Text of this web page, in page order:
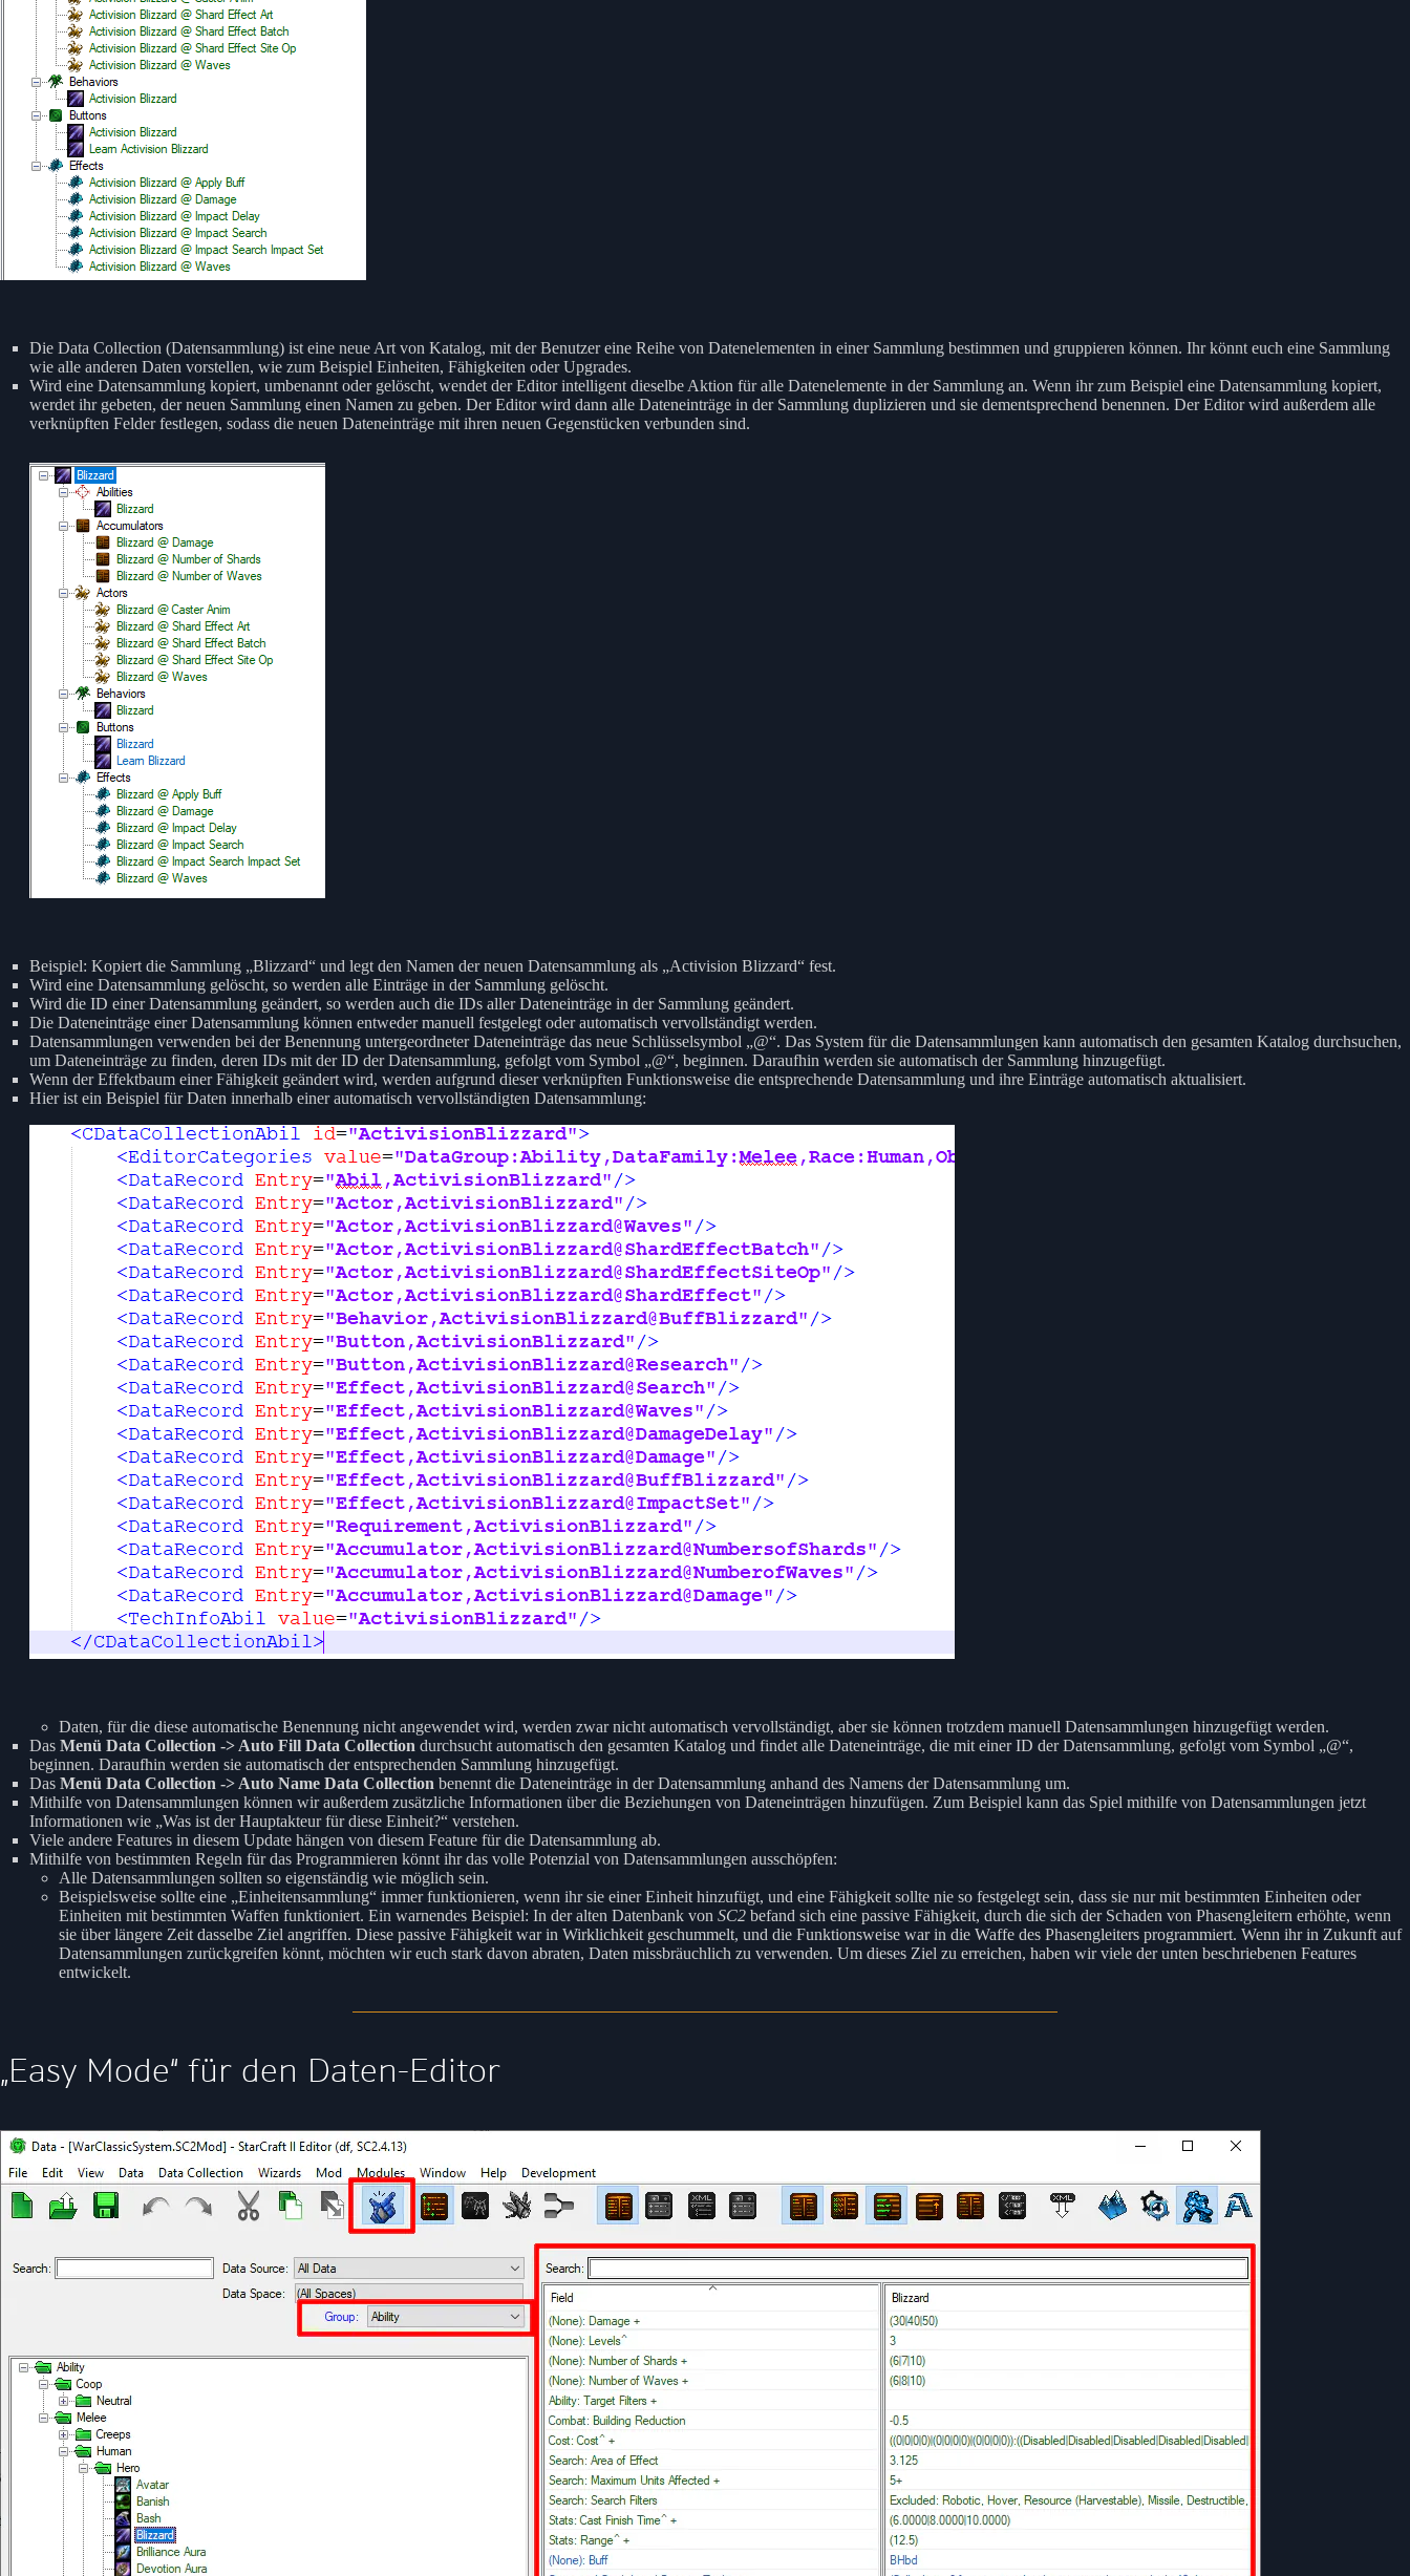
Die Data Collection (Datensammlung) ist eine neue Art von Katalog, mit der Benutzer eine Reihe von Datenelementen in einer Sammlung bestimmen und gruppieren können. Ihr könnt euch eine Sammlung
wie alle anderen Daten vorstellen, wie zum Beispiel Einheiten, Fähigkeiten oder Upgrades.
Wird eine Datensammlung kopiert, umbenannt oder gelöscht, wendet der Editor intelligent dieselbe Aktion für alle Datenelemente in der Sammlung an. Wenn ihr zum Beispiel eine Datensammlung kopiert,
werdet ihr gebeten, der neuen Sammlung einen Namen zu geben. Der Editor wird dann alle Dateneinträge in der Sammlung duplizieren und sie dementsprechend benennen. Der Editor wird außerdem alle
verknüpften Felder festlegen, sodass die neuen Dateneinträge mit ihren neuen Gegenstücken verbunden sind.
Beispiel: Kopiert die Sammlung „Blizzard“ und legt den Namen der neuen Datensammlung als „Activision Blizzard“ fest.
Wird eine Datensammlung gelöscht, so werden alle Einträge in der Sammlung gelöscht.
Wird die ID einer Datensammlung geändert, so werden auch die IDs aller Dateneinträge in der Sammlung geändert.
Die Dateneinträge einer Datensammlung können entweder manuell festgelegt oder automatisch vervollständigt werden.
Datensammlungen verwenden bei der Benennung untergeordneter Dateneinträge das neue Schlüsselsymbol „@“. Das System für die Datensammlungen kann automatisch den gesamten Katalog durchsuchen,
um Dateneinträge zu finden, deren IDs mit der ID der Datensammlung, gefolgt vom Symbol „@“, beginnen. Daraufhin werden sie automatisch der Sammlung hinzugefügt.
Wenn der Effektbaum einer Fähigkeit geändert wird, werden aufgrund dieser verknüpften Funktionsweise die entsprechende Datensammlung und ihre Einträge automatisch aktualisiert.
Hier ist ein Beispiel für Daten innerhalb einer automatisch vervollständigten Datensammlung:
Daten, für die diese automatische Benennung nicht angewendet wird, werden zwar nicht automatisch vervollständigt, aber sie können trotzdem manuell Datensammlungen hinzugefügt werden.
Das Menü Data Collection -> Auto Fill Data Collection durchsucht automatisch den gesamten Katalog und findet alle Dateneinträge, die mit einer ID der Datensammlung, gefolgt vom Symbol „@“,
beginnen. Daraufhin werden sie automatisch der entsprechenden Sammlung hinzugefügt.
Das Menü Data Collection -> Auto Name Data Collection benennt die Dateneinträge in der Datensammlung anhand des Namens der Datensammlung um.
Mithilfe von Datensammlungen können wir außerdem zusätzliche Informationen über die Beziehungen von Dateneinträgen hinzufügen. Zum Beispiel kann das Spiel mithilfe von Datensammlungen jetzt
Informationen wie „Was ist der Hauptakteur für diese Einheit?“ verstehen.
Viele andere Features in diesem Update hängen von diesem Feature für die Datensammlung ab.
Mithilfe von bestimmten Regeln für das Programmieren könnt ihr das volle Potenzial von Datensammlungen ausschöpfen:
Alle Datensammlungen sollten so eigenständig wie möglich sein.
Beispielsweise sollte eine „Einheitensammlung“ immer funktionieren, wenn ihr sie einer Einheit hinzufügt, und eine Fähigkeit sollte nie so festgelegt sein, dass sie nur mit bestimmten Einheiten oder
Einheiten mit bestimmten Waffen funktioniert. Ein warnendes Beispiel: In der alten Datenbank von SC2 befand sich eine passive Fähigkeit, durch die sich der Schaden von Phasengleitern erhöhte, wenn
sie über längere Zeit dasselbe Ziel angriffen. Diese passive Fähigkeit war in Wirklichkeit geschummelt, und die Funktionsweise war in die Waffe des Phasengleiters programmiert. Wenn ihr in Zukunft auf
Datensammlungen zurückgreifen könnt, möchten wir euch stark davon abraten, Daten missbräuchlich zu verwenden. Um dieses Ziel zu erreichen, haben wir viele der unten beschriebenen Features
entwickelt.
„Easy Mode“ für den Daten-Editor